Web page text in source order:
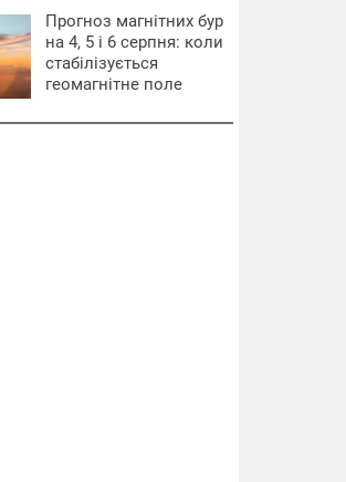
Прогноз магнітних бур
на 4, 5 і 6 серпня: коли
стабілізується
геомагнітне поле